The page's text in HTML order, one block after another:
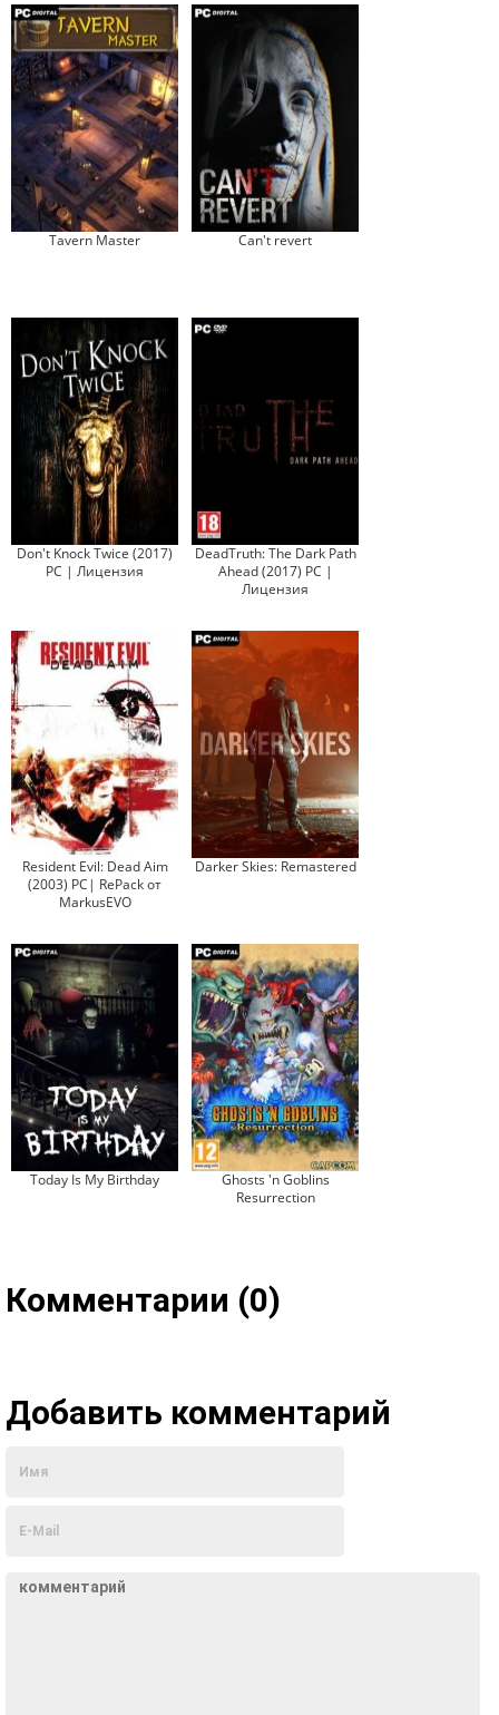
Tavern Master Can't revert
Don't Knock Twice (2017)
PC | Лицензия
DeadTruth: The Dark Path
Ahead (2017) PC |
Лицензия
Resident Evil: Dead Aim
(2003) PC| RePack от
MarkusEVO
Darker Skies: Remastered
Today Is My Birthday
Ghosts 'n Goblins
Resurrection
Комментарии (0)
Добавить комментарий